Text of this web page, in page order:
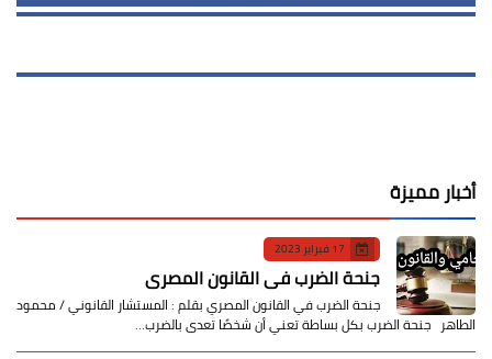
أخبار مميزة
17 فبراير 2023
جنحة الضرب في القانون المصري
جنحة الضرب في القانون المصري بقلم : المستشار القانوني / محمود
الطاهر جنحة الضرب بكل بساطة تعني أن شخصًا تعدى بالضرب…